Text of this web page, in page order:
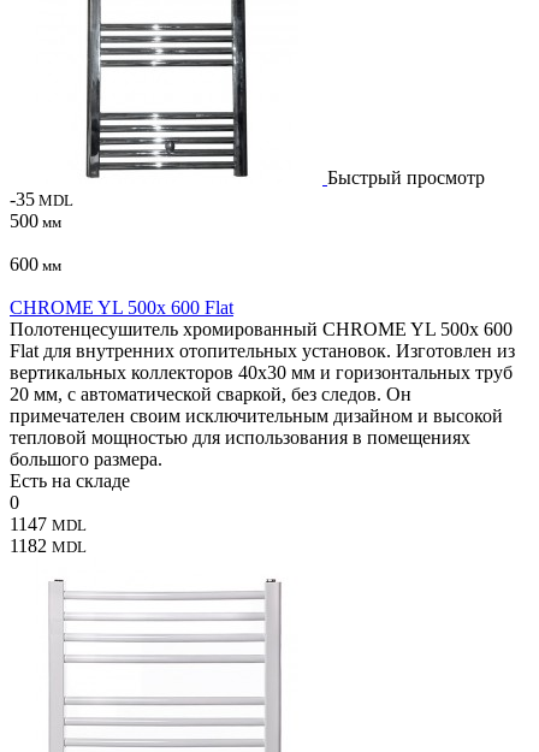
Быстрый просмотр
-35 MDL
500 мм
600 мм
CHROME YL 500x 600 Flat
Полотенцесушитель хромированный CHROME YL 500x 600
Flat для внутренних отопительных установок. Изготовлен из
вертикальных коллекторов 40х30 мм и горизонтальных труб
20 мм, с автоматической сваркой, без следов. Он
примечателен своим исключительным дизайном и высокой
тепловой мощностью для использования в помещениях
большого размера.
Есть на складе
0
1147 MDL
1182 MDL